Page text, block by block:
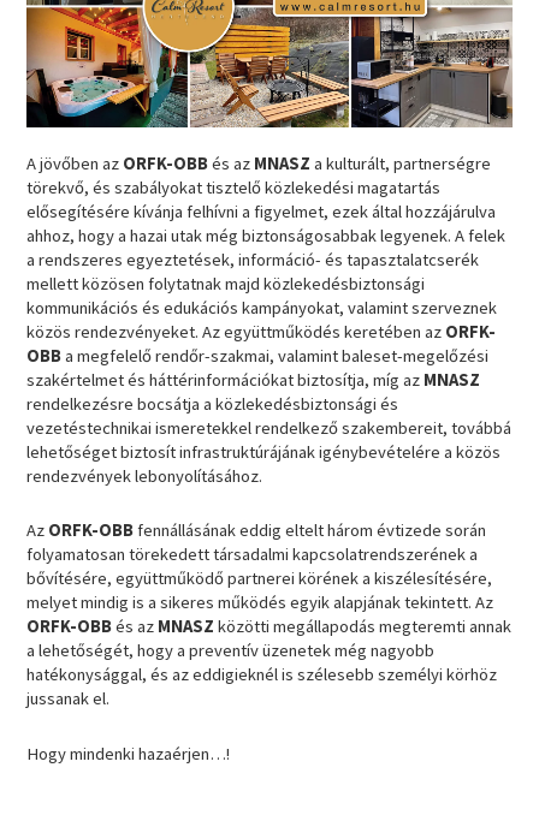
A jövőben az ORFK-OBBés az MNASZa kulturált, partnerségre
törekvő, és szabályokat tisztelő közlekedési magatartás
elősegítésére kívánja felhívni a figyelmet, ezek által hozzájárulva
ahhoz, hogy a hazai utak még biztonságosabbak legyenek. A felek
a rendszeres egyeztetések, információ- és tapasztalatcserék
mellett közösen folytatnak majd közlekedésbiztonsági
kommunikációs és edukációs kampányokat, valamint szerveznek
közös rendezvényeket. Az együttműködés keretében az ORFK-
OBBa megfelelő rendőr-szakmai, valamint baleset-megelőzési
szakértelmet és háttérinformációkat biztosítja, míg az MNASZ
rendelkezésre bocsátja a közlekedésbiztonsági és
vezetéstechnikai ismeretekkel rendelkező szakembereit, továbbá
lehetőséget biztosít infrastruktúrájának igénybevételére a közös
rendezvények lebonyolításához.
Az ORFK-OBBfennállásának eddig eltelt három évtizede során
folyamatosan törekedett társadalmi kapcsolatrendszerének a
bővítésére, együttműködő partnerei körének a kiszélesítésére,
melyet mindig is a sikeres működés egyik alapjának tekintett. Az
ORFK-OBBés az MNASZközötti megállapodás megteremti annak
a lehetőségét, hogy a preventív üzenetek még nagyobb
hatékonysággal, és az eddigieknél is szélesebb személyi körhöz
jussanak el.
Hogy mindenki hazaérjen…!